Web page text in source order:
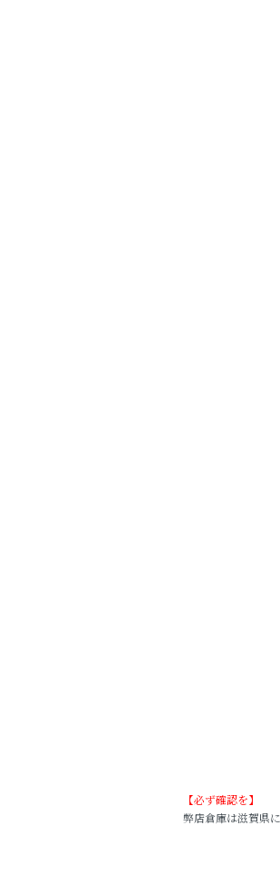
【必ず確認を】
弊店倉庫は滋賀県